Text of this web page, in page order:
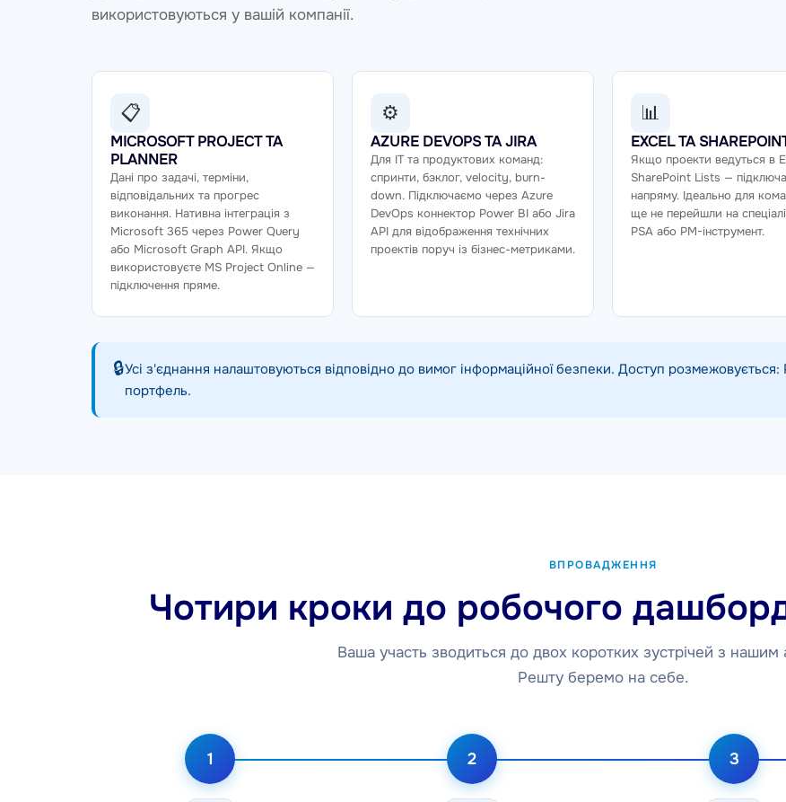
використовуються у вашій компанії.
📋
MICROSOFT PROJECT ТА
PLANNER
Дані про задачі, терміни,
відповідальних та прогрес
виконання. Нативна інтеграція з
Microsoft 365 через Power Query
або Microsoft Graph API. Якщо
використовуєте MS Project Online —
підключення пряме.
⚙
AZURE DEVOPS ТА JIRA
Для IT та продуктових команд:
спринти, бэклог, velocity, burn-
down. Підключаємо через Azure
DevOps коннектор Power BI або Jira
API для відображення технічних
проектів поруч із бізнес-метриками.
📊
EXCEL ТА
Якщо проекти ведуться в
SharePoint Lists —
напряму. Ідеально для
ще не перейшли на
PSA або PM-інструмент.
🔒Усі з'єднання налаштовуються відповідно до вимог інформаційної безпеки. Доступ розмежовується:
портфель.
ВПРОВАДЖЕННЯ
Чотири кроки до робочого
Ваша участь зводиться до двох коротких зустрічей з нашим
Решту беремо на себе.
1 2 3